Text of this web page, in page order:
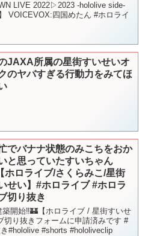
LIVE 2022▷2023 -hololive side-
VOICEVOX:四国めたん #ホロライ
JAXA所属の星街すいせいオ
のヤバすぎる行動力をみてほ
でバナナ状態のみこちをおか
と思っていたすいちゃん
ホロライブ/さくらみこ/星街
せい】#ホロライブ #ホロラ
切り抜き
開始‼🏰【ホロライブ / 星街すいせ
切り抜きフォームに申請済みです #
#hololive #shorts #hololiveclip